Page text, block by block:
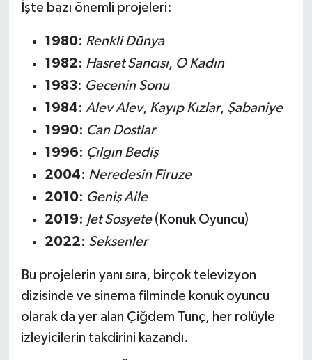
İşte bazı önemli projeleri:
1980: Renkli Dünya
1982: Hasret Sancısı, O Kadın
1983: Gecenin Sonu
1984: Alev Alev, Kayıp Kızlar, Şabaniye
1990: Can Dostlar
1996: Çılgın Bediş
2004: Neredesin Firuze
2010: Geniş Aile
2019: Jet Sosyete(Konuk Oyuncu)
2022: Seksenler
Bu projelerin yanı sıra, birçok televizyon
dizisinde ve sinema filminde konuk oyuncu
olarak da yer alan Çiğdem Tunç, her rolüyle
izleyicilerin takdirini kazandı.